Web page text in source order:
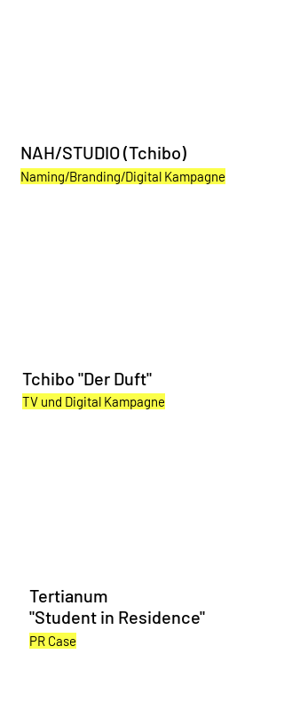
NAH/STUDIO (Tchibo)
Naming/Branding/Digital Kampagne
Tchibo "Der Duft"
TV und Digital Kampagne
Tertianum
"Student in Residence"
PR Case